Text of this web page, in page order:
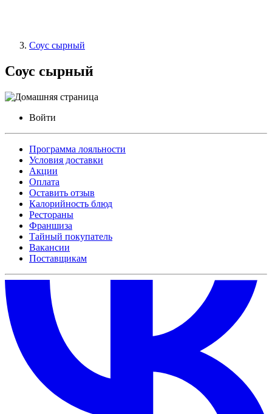
Соус сырный
Соус сырный
Войти
Программа лояльности
Условия доставки
Акции
Оплата
Оставить отзыв
Калорийность блюд
Рестораны
Франшиза
Тайный покупатель
Вакансии
Поставщикам